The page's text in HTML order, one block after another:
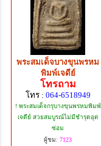
พระสมเด็จบางขุนพรหม
พิมพ์เจดีย์
โทรถาม
โทร : 064-6518949
! พระสมเด็จกรุบางขุนพรหมพิมพ์
เจดีย์ สวยสมบูรณ์ไม่มีชำรุดอุด
ซ่อม
ผู้ชม: 7123